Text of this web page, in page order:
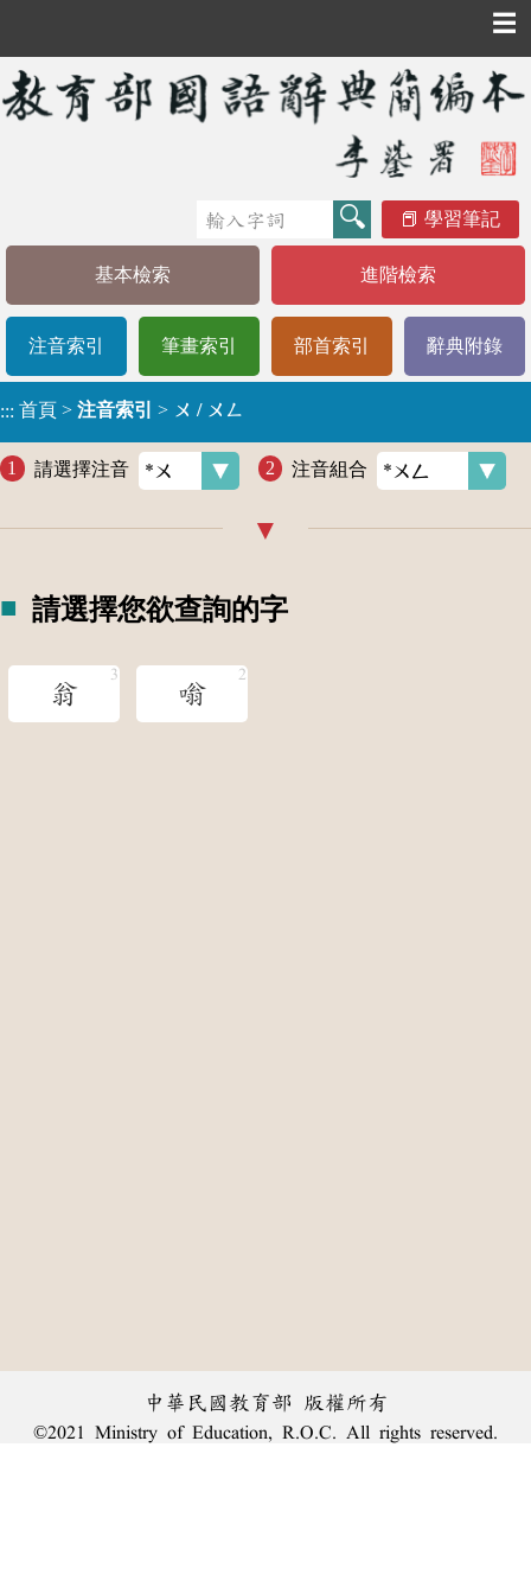
☰
學習筆記
基本檢索 進階檢索
注音索引 筆畫索引 部首索引 辭典附錄
::: 首頁 > 注音索引 > ㄨ / ㄨㄥ
請選擇注音 注音組合
請選擇您欲查詢的字
翁 嗡
中華民國教育部 版權所有
©2021 Ministry of Education, R.O.C. All rights reserved.